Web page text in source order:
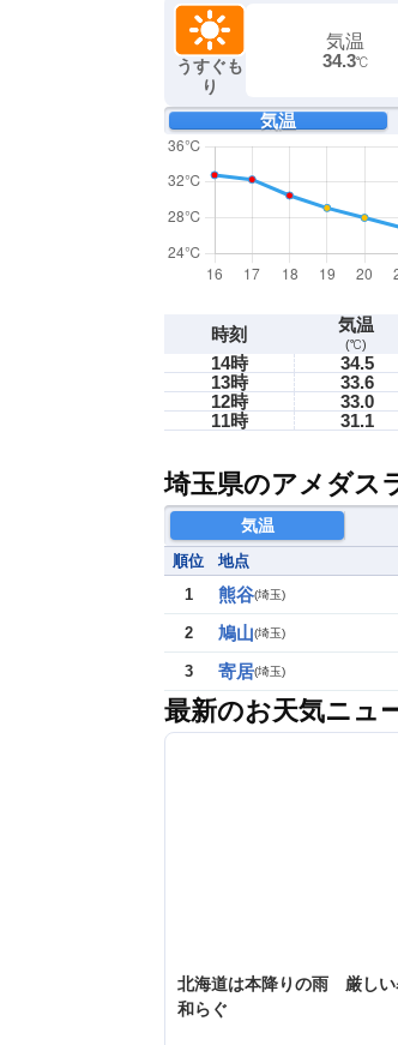
うすぐも
り
気温
34.3℃
気温
時刻 気温
(℃)
14時 34.5
13時
33.6
12時
33.0
11時
31.1
埼玉県のアメダス
気温
順位 地点
1
熊谷(埼玉)
2 鳩山(埼玉)
3 寄居(埼玉)
最新のお天気ニュ
北海道は本降りの雨 厳しい
和らぐ